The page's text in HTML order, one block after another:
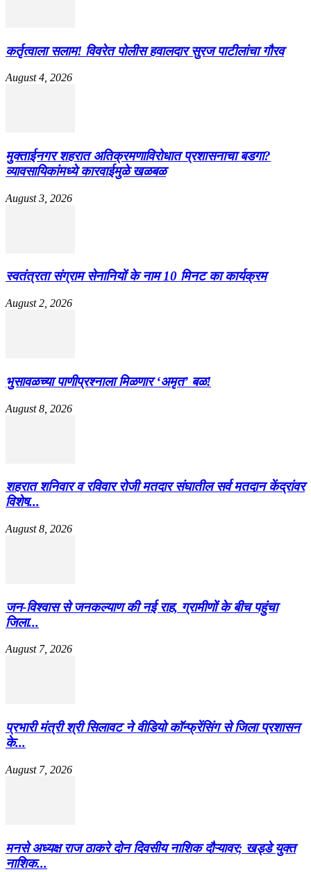
कर्तृत्वाला सलाम! विवरेत पोलीस हवालदार सुरज पाटीलांचा गौरव
August 4, 2026
मुक्ताईनगर शहरात अतिक्रमणाविरोधात प्रशासनाचा बडगा?
व्यावसायिकांमध्ये कारवाईमुळे खळबळ
August 3, 2026
स्वतंत्रता संग्राम सेनानियों के नाम 10 मिनट का कार्यक्रम
August 2, 2026
भुसावळच्या पाणीप्रश्नाला मिळणार ‘अमृत’ बळ!
August 8, 2026
शहरात शनिवार व रविवार रोजी मतदार संघातील सर्व मतदान केंद्रांवर
विशेष...
August 8, 2026
जन-विश्वास से जनकल्याण की नई राह, ग्रामीणों के बीच पहुंचा
जिला...
August 7, 2026
प्रभारी मंत्री श्री सिलावट ने वीडियो कॉन्फ्रेंसिंग से जिला प्रशासन
के...
August 7, 2026
मनसे अध्यक्ष राज ठाकरे दोन दिवसीय नाशिक दौऱ्यावर; खड्डे युक्त
नाशिक...